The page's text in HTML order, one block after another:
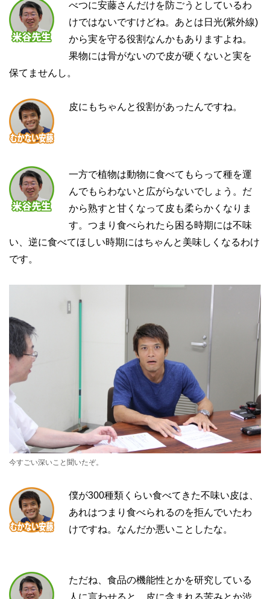
べつに安藤さんだけを防ごうとしているわ
けではないですけどね。あとは日光(紫外線)
から実を守る役割なんかもありますよね。
果物には骨がないので皮が硬くないと実を
保てませんし。
皮にもちゃんと役割があったんですね。
一方で植物は動物に食べてもらって種を運
んでもらわないと広がらないでしょう。だ
から熟すと甘くなって皮も柔らかくなりま
す。つまり食べられたら困る時期には不味
い、逆に食べてほしい時期にはちゃんと美味しくなるわけ
です。
今すごい深いこと聞いたぞ。
僕が300種類くらい食べてきた不味い皮は、
あれはつまり食べられるのを拒んでいたわ
けですね。なんだか悪いことしたな。
ただね、食品の機能性とかを研究している
人に言わせると、皮に含まれる苦みとか渋